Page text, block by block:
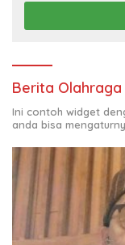
Berita Olahraga
Ini contoh widget
anda bisa